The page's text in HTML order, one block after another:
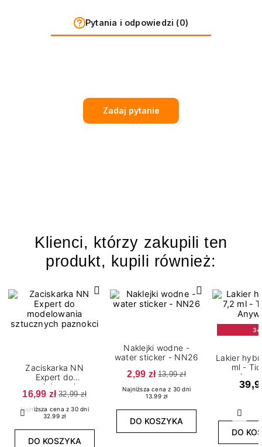
Pytania i odpowiedzi (0)
Zadaj pytanie
Klienci, którzy zakupili ten
produkt, kupili również:
Poprzedni
Zaciskarka NN
Expert do
modelowania
sztucznych paznokci
16,99 zł 32,99 zł
Najniższa cena z 30 dni
32.99 zł
DO KOSZYKA
Naklejki wodne -
water sticker - NN26
2,99 zł 13,99 zł
Najniższa cena z 30 dni
13.99 zł
DO KOSZYKA
Lakier
ml -
DO